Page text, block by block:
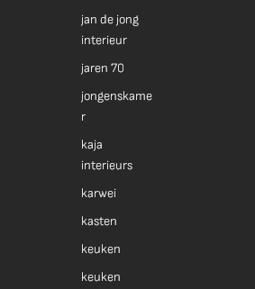
jan de jong
interieur
jaren 70
jongenskame
r
kaja
interieurs
karwei
kasten
keuken
keuken